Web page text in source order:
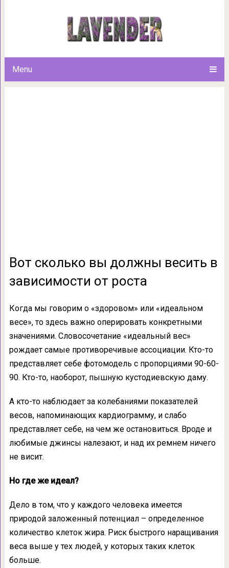
Menu
Вот сколько вы должны
Вот сколько вы должны весить в
зависимости от роста
Когда мы говорим о «здоровом» или «идеальном
весе», то здесь важно оперировать конкретными
значениями. Словосочетание «идеальный вес»
рождает самые противоречивые ассоциации. Кто-то
представляет себе фотомодель с пропорциями 90-60-
90. Кто-то, наоборот, пышную кустодиевскую даму.
А кто-то наблюдает за колебаниями показателей
весов, напоминающих кардиограмму, и слабо
представляет себе, на чем же остановиться. Вроде и
любимые джинсы налезают, и над их ремнем ничего
не висит.
Но где же идеал?
Дело в том, что у каждого человека имеется
природой заложенный потенциал – определенное
количество клеток жира. Риск быстрого наращивания
веса выше у тех людей, у которых таких клеток
больше.